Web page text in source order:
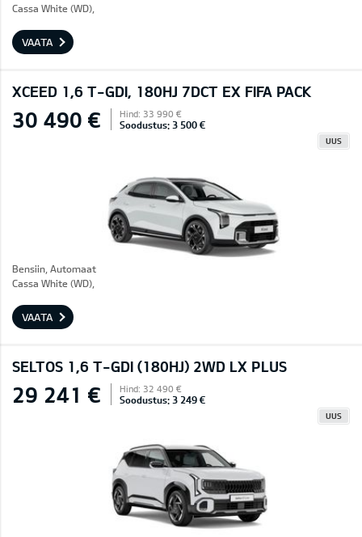
Cassa White (WD),
VAATA
XCEED 1,6 T-GDI, 180HJ 7DCT EX FIFA PACK
30 490 € Hind: 33 990 €
Soodustus: 3 500 €
UUS
Bensiin, Automaat
Cassa White (WD),
VAATA
SELTOS 1,6 T-GDI (180HJ) 2WD LX PLUS
29 241 € Hind: 32 490 €
Soodustus: 3 249 €
UUS